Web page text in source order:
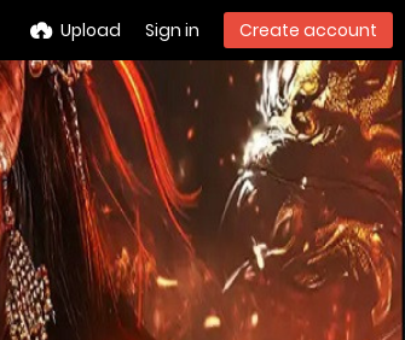
Upload Sign in Create account